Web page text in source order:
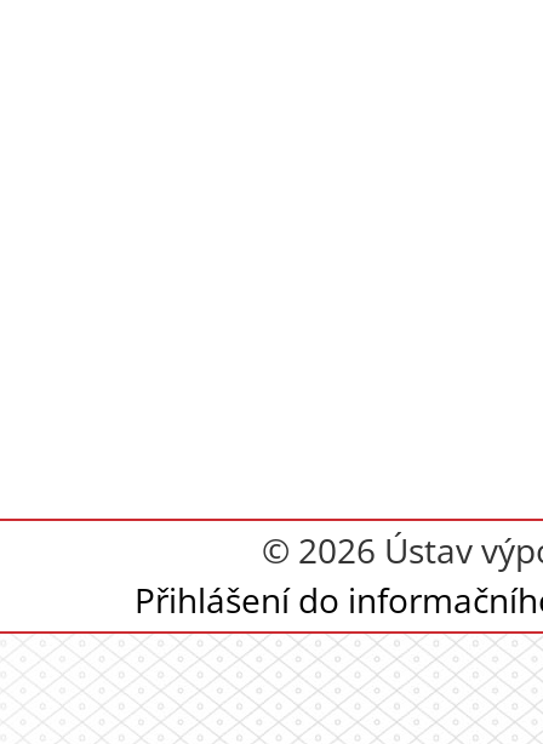
© 2026 Ústav
Přihlášení do